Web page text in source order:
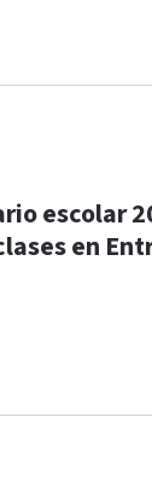
escolar
en